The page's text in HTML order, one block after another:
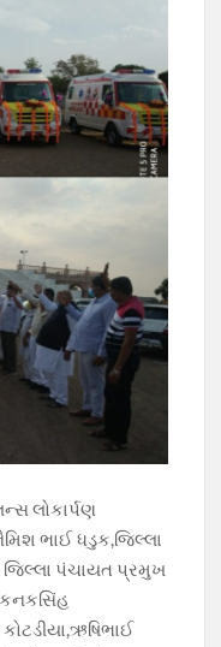
લોકાર્પણ
ભાઈ ધડુક,જિલ્લા
પંચાયત પ્રમુખ